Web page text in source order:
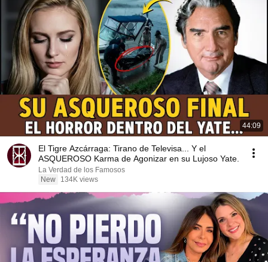
44:09
El Tigre Azcárraga: Tirano de Televisa... Y el
ASQUEROSO Karma de Agonizar en su Lujoso Yate.
La Verdad de los Famosos
New
134K views